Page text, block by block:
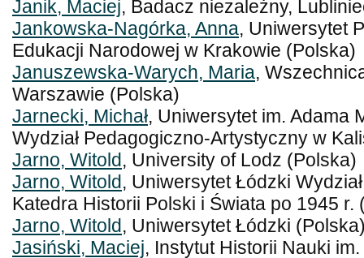
Janik, Maciej, Badacz niezależny,
Jankowska-Nagórka, Anna, Uniwersytet
Edukacji Narodowej w Krakowie (Polska)
Januszewska-Warych, Maria,
Warszawie (Polska)
Jarnecki, Michał, Uniwersytet im. Adama
Wydział Pedagogiczno-Artystyczny w
Jarno, Witold , University of Lodz (Polska)
Jarno, Witold , Uniwersytet Łódzki
Katedra Historii Polski i Świata po 1945 r.
Jarno, Witold , Uniwersytet Łódzki
Jasiński, Maciej, Instytut Historii Nauki